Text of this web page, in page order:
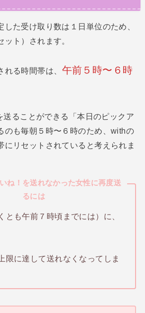
した受け取り数は１日単位のため、
ト）されます。
る時間帯は、 午前５時〜６時
ることができる「本日のピックア
のも毎朝５時〜６時のため、withの
にリセットされていると考えられま
ね！を送れなかった女性に再度送
るには
とも午前７時頃までには）に、
限に達して送れなくなってしま